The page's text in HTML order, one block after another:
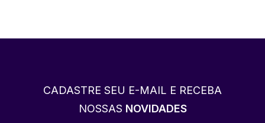
CADASTRE SEU E-MAIL E RECEBA
NOSSAS NOVIDADES